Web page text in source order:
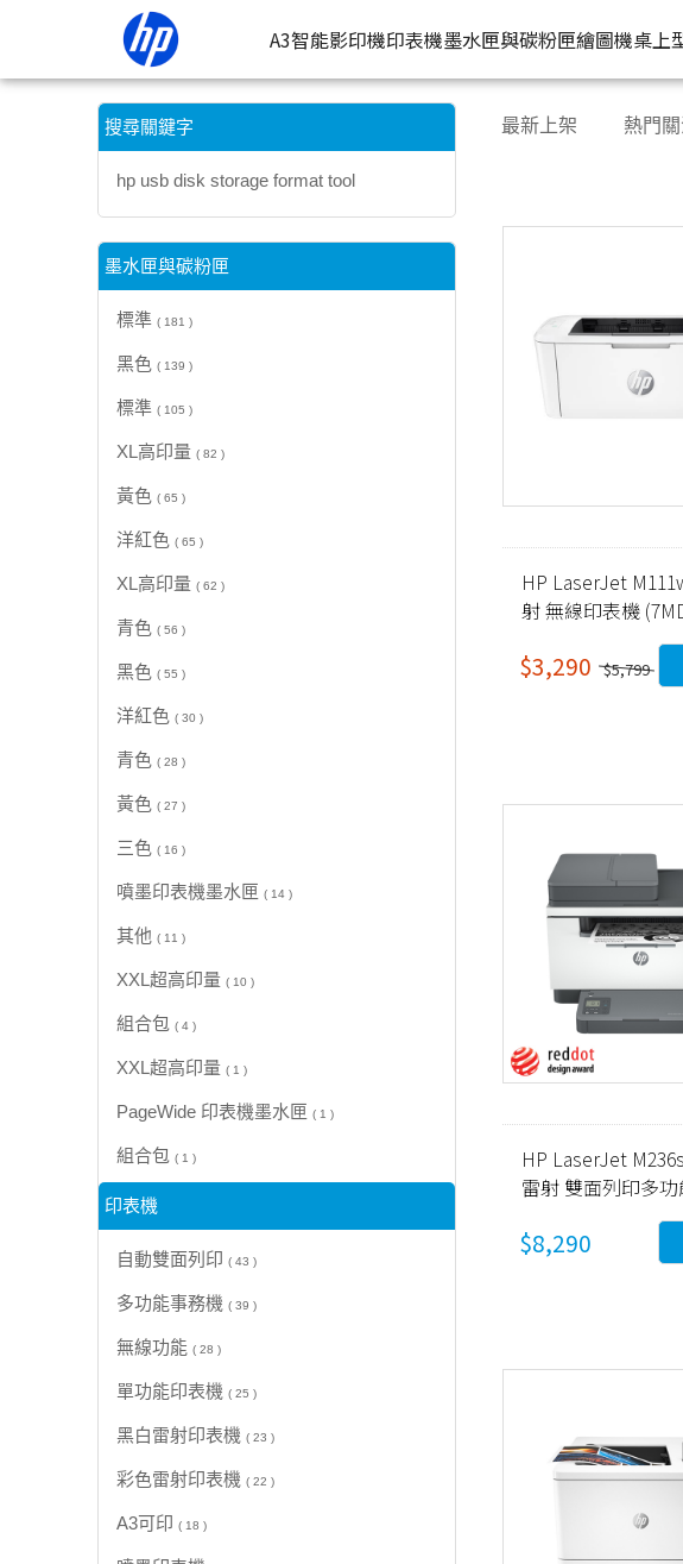
【hp usb disk storage format tool】搜尋結果 | HP® 惠普台灣原廠購物網
A3智能影印機印表機
連續噴墨印表機
按
墨水匣與碳粉匣
墨水匣
按顏色
碳粉
按
繪圖機桌上
個人
搜尋關鍵字
hp usb disk storage format tool
墨水匣與碳粉匣
標準 ( 181 )
黑色 ( 139 )
標準 ( 105 )
XL高印量 ( 82 )
黃色 ( 65 )
洋紅色 ( 65 )
XL高印量 ( 62 )
青色 ( 56 )
黑色 ( 55 )
洋紅色 ( 30 )
青色 ( 28 )
黃色 ( 27 )
三色 ( 16 )
噴墨印表機墨水匣 ( 14 )
其他 ( 11 )
XXL超高印量 ( 10 )
組合包 ( 4 )
XXL超高印量 ( 1 )
PageWide 印表機墨水匣 ( 1 )
組合包 ( 1 )
印表機
自動雙面列印 ( 43 )
多功能事務機 ( 39 )
無線功能 ( 28 )
單功能印表機 ( 25 )
黑白雷射印表機 ( 23 )
彩色雷射印表機 ( 22 )
A3可印 ( 18 )
最新上架 熱門
HP LaserJet
射 無線印表機
$3,290 $5,799
HP LaserJet
雷射 雙面列印多
$8,290